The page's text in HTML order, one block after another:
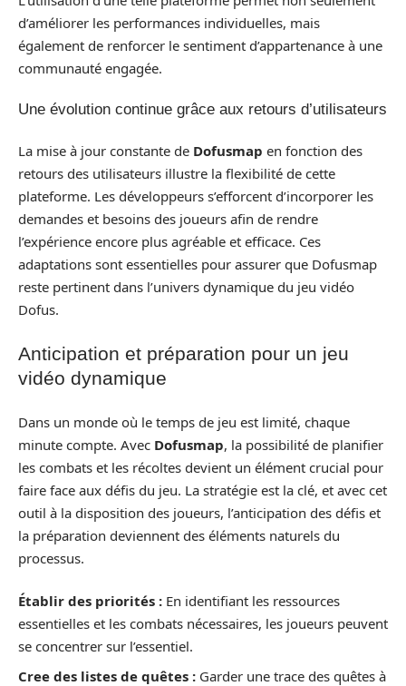
d’améliorer les performances individuelles, mais
également de renforcer le sentiment d’appartenance à une
communauté engagée.
Une évolution continue grâce aux retours d’utilisateurs
La mise à jour constante de Dofusmap en fonction des
retours des utilisateurs illustre la flexibilité de cette
plateforme. Les développeurs s’efforcent d’incorporer les
demandes et besoins des joueurs afin de rendre
l’expérience encore plus agréable et efficace. Ces
adaptations sont essentielles pour assurer que Dofusmap
reste pertinent dans l’univers dynamique du jeu vidéo
Dofus.
Anticipation et préparation pour un jeu
vidéo dynamique
Dans un monde où le temps de jeu est limité, chaque
minute compte. Avec Dofusmap, la possibilité de planifier
les combats et les récoltes devient un élément crucial pour
faire face aux défis du jeu. La stratégie est la clé, et avec cet
outil à la disposition des joueurs, l’anticipation des défis et
la préparation deviennent des éléments naturels du
processus.
Établir des priorités : En identifiant les ressources
essentielles et les combats nécessaires, les joueurs peuvent
se concentrer sur l’essentiel.
Cree des listes de quêtes : Garder une trace des quêtes à